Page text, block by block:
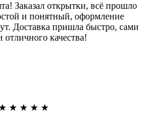
Заказал открытки, всё прошло
и понятный, оформление
Доставка пришла быстро, сами
качества!
★ ★ ★ ★